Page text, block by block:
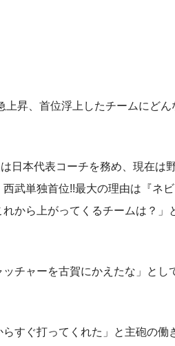
昇、首位浮上したチームにど
日本代表コーチを務め、現在は
武単独首位!!最大の理由は『ネ
から上がってくるチームは？
チャーを古賀にかえたな」とし
すぐ打ってくれた」と主砲の働